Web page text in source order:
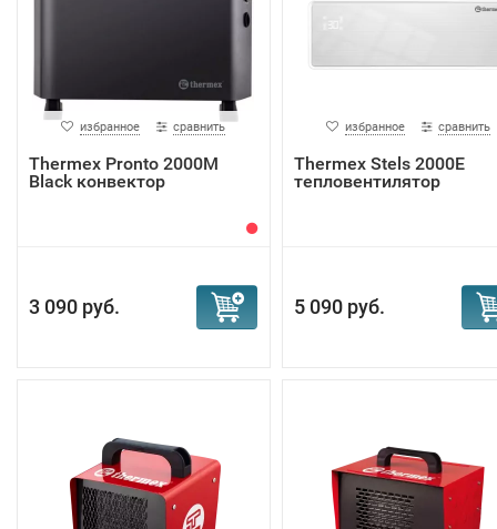
избранное сравнить
Тhermex Pronto 2000M
Black конвектор
3 090 руб.
избранное сравнить
Тhermex Stels 2000E
тепловентилятор
5 090 руб.